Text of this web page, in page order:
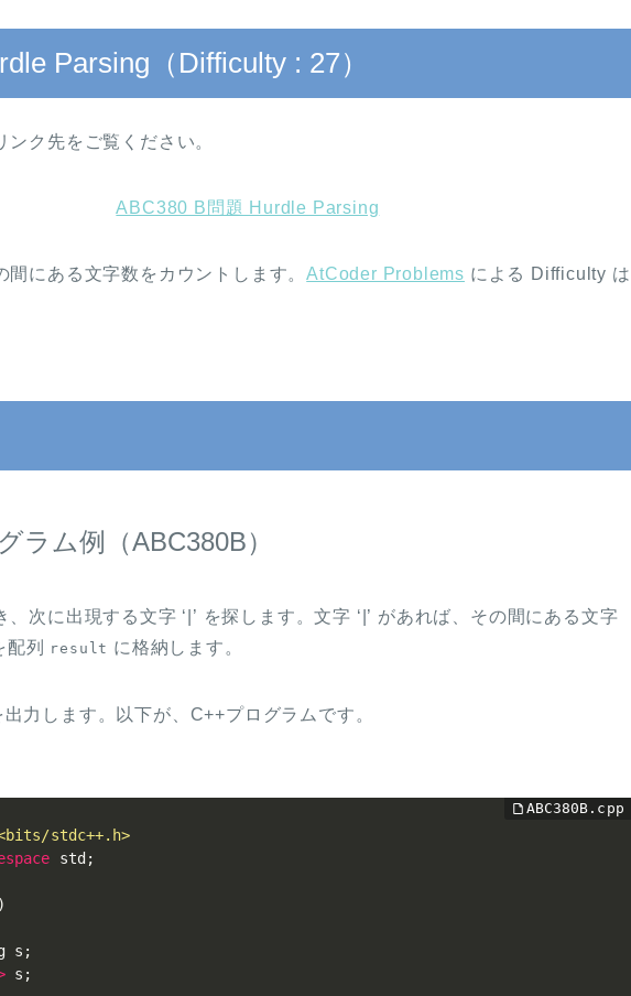
Parsing（Difficulty : 27）
ンク先をご覧ください。
ABC380 B問題 Hurdle Parsing
間にある文字数をカウントします。AtCoder Problems による Difficulty は
ラム例（ABC380B）
、次に出現する文字 ‘|’ を探します。文字 ‘|’ があれば、その間にある文字
配列 result に格納します。
出力します。以下が、C++プログラムです。
stdc++.h>
std ;
)
s
;
s ;